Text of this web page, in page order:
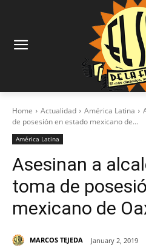
Home Actualidad América Latina
de posesión en estado mexicano de...
América Latina
Asesinan a
toma de
mexicano de
MARCOS TEJEDA January 2, 2019